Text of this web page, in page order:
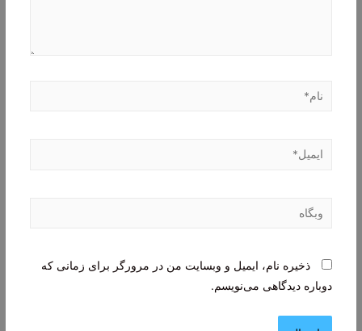
نام*
ایمیل*
وبگاه
ذخیره نام، ایمیل و وبسایت من در مرورگر برای زمانی که
دوباره دیدگاهی می‌نویسم.